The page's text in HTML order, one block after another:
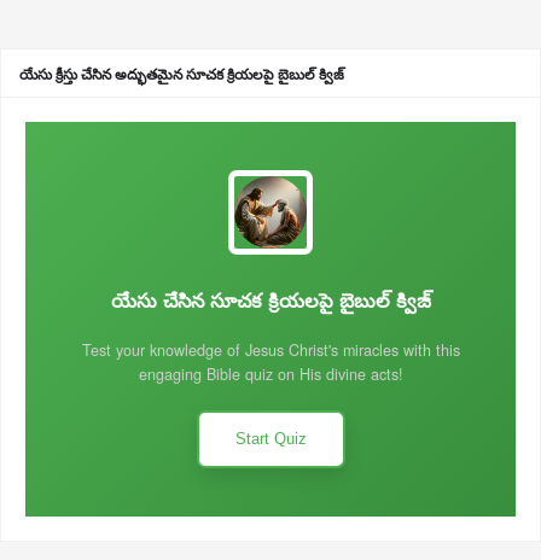
యేసు క్రీస్తు చేసిన అద్భుతమైన సూచక క్రియలపై బైబుల్ క్విజ్
యేసు చేసిన సూచక క్రియలపై బైబుల్ క్విజ్
Test your knowledge of Jesus Christ's miracles with this
engaging Bible quiz on His divine acts!
Start Quiz